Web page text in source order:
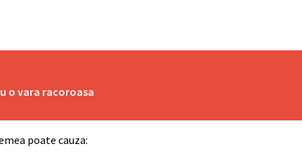
o vara racoroasa
poate cauza: